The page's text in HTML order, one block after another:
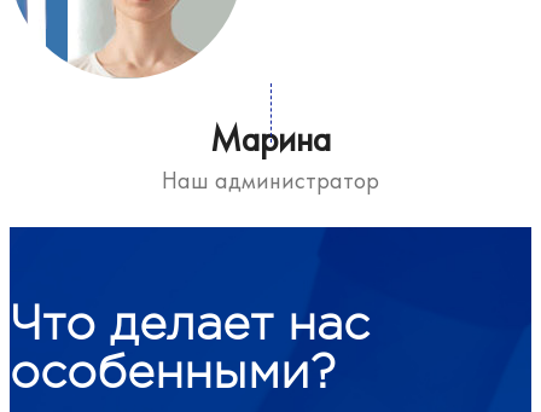
Марина
Наш администратор
Что делает нас
особенными?